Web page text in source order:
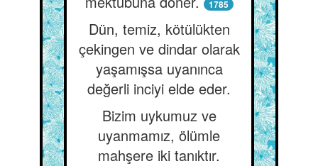
1785
Dün, temiz, kötülükten
çekingen ve dindar olarak
yaşamışsa uyanınca
değerli inciyi elde eder.
Bizim uykumuz ve
uyanmamız, ölümle
mahşere iki tanıktır.